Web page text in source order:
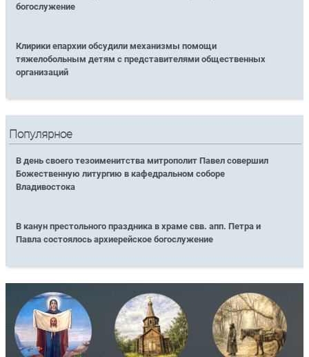
богослужение
Клирики епархии обсудили механизмы помощи
тяжелобольным детям с представителями общественных
организаций
Популярное
В день своего тезоименитства митрополит Павел совершил
Божественную литургию в кафедральном соборе
Владивостока
В канун престольного праздника в храме свв. апп. Петра и
Павла состоялось архиерейское богослужение